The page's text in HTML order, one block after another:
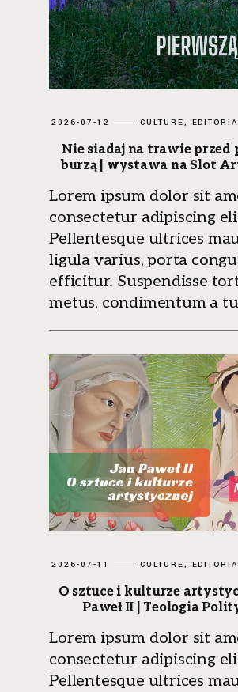
2026-07-12 CULTURE
Nie siadaj na trawie przed
burzą | wystawa na Slot
Lorem ipsum dolor sit
consectetur adipiscing
Pellentesque ultrices
ligula varius, porta
efficitur. Suspendisse
metus, condimentum a
2026-07-11 CULTURE
O sztuce i kulturze
Paweł II | Teologia
Lorem ipsum dolor sit
consectetur adipiscing
Pellentesque ultrices